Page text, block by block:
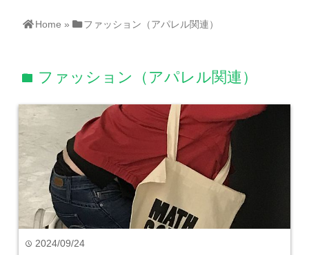
Home » ファッション（アパレル関連）
folder ファッション（アパレル関連）
time 2024/09/24